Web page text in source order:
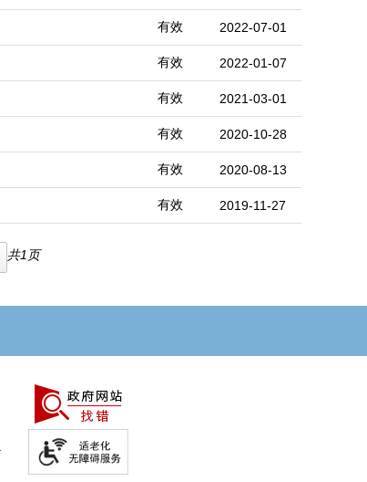
有效 2022-07-01
有效 2022-01-07
有效 2021-03-01
有效 2020-10-28
有效 2020-08-13
有效 2019-11-27
共1页